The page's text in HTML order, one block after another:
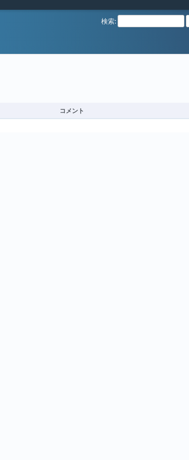
検索:
コメント